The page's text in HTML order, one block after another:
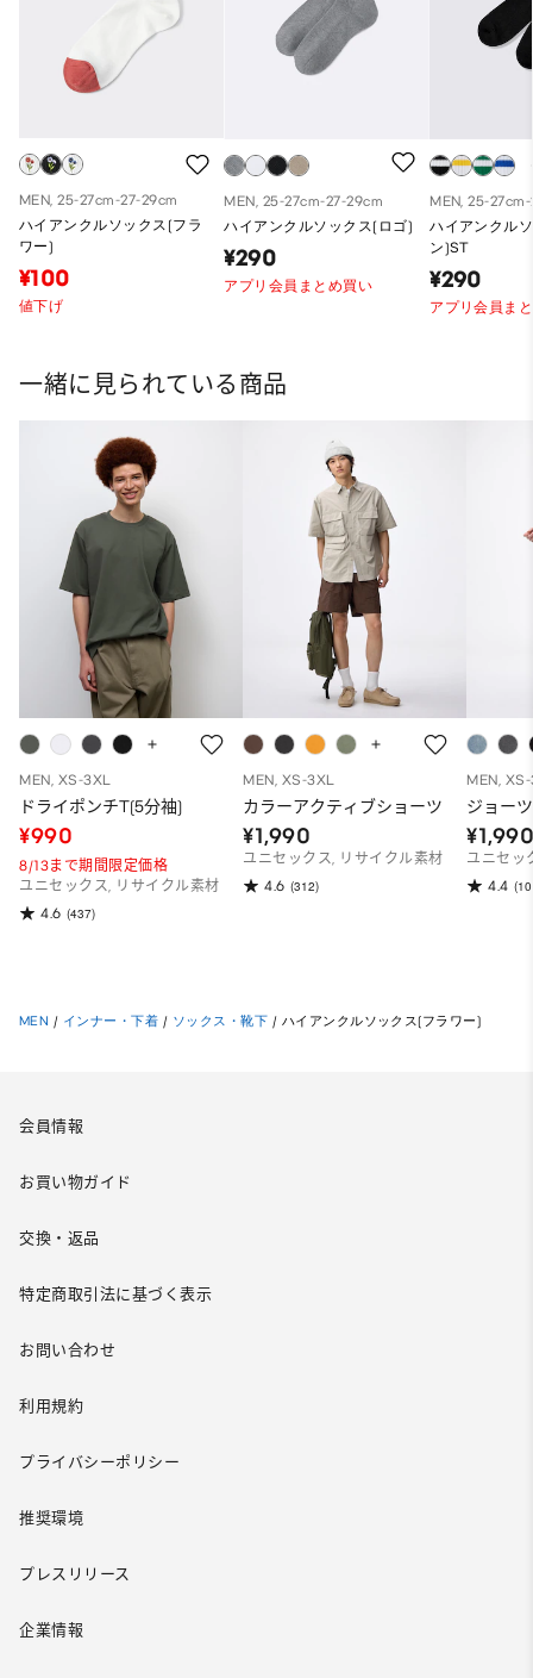
MEN, 25-27cm-27-29cm
ハイアンクルソックス(フラ
ワー)
¥100
値下げ
MEN, 25-27cm-27-29cm
ハイアンクルソックス(ロゴ)
¥290
アプリ会員まとめ買い
MEN, 25-
ハイアンクル
ン)ST
¥290
アプリ会員ま
一緒に見られている商品
MEN, XS-3XL
ドライポンチT(5分袖)
¥990
8/13まで期間限定価格
ユニセックス, リサイクル素材
4.6 (437)
MEN, XS-3XL
カラーアクティブショーツ
¥1,990
ユニセックス, リサイクル素材
4.6 (312)
MEN,
ジョーツ
ユニセッ
4.4
MEN / インナー・下着 / ソックス・靴下 / ハイアンクルソックス(フラワー)
会員情報
お買い物ガイド
交換・返品
特定商取引法に基づく表示
お問い合わせ
利用規約
プライバシーポリシー
推奨環境
プレスリリース
企業情報